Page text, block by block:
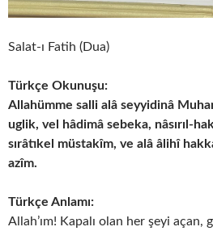
Salat-ı Fatih (Dua)
Türkçe Okunuşu:
Allahümme salli alâ seyyidinâ
uglik, vel hâdimâ sebeka, nâsırıl-
sırâtıkel müstakîm, ve alâ âlihî
azîm.
Türkçe Anlamı:
Allah’ım! Kapalı olan her şeyi açan,